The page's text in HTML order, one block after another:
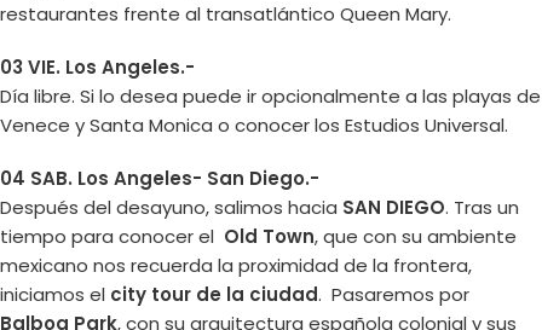
restaurantes frente al transatlántico Queen Mary.
03 VIE. Los Angeles.-
Día libre. Si lo desea puede ir opcionalmente a las playas de
Venece y Santa Monica o conocer los Estudios Universal.
04 SAB. Los Angeles- San Diego.-
Después del desayuno, salimos hacia SAN DIEGO. Tras un
tiempo para conocer el Old Town, que con su ambiente
mexicano nos recuerda la proximidad de la frontera,
iniciamos el city tour de la ciudad. Pasaremos por
Balboa Park, con su arquitectura española colonial y sus